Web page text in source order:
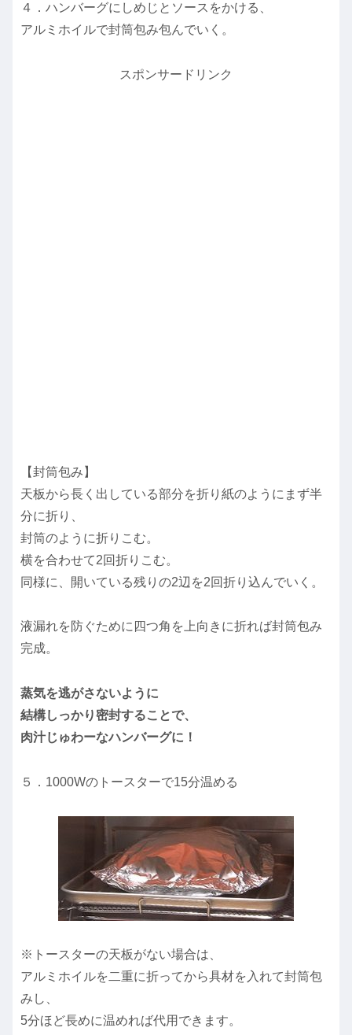
４．ハンバーグにしめじとソースをかける、
アルミホイルで封筒包み包んでいく。
スポンサードリンク
【封筒包み】
天板から長く出している部分を折り紙のようにまず半
分に折り、
封筒のように折りこむ。
横を合わせて2回折りこむ。
同様に、開いている残りの2辺を2回折り込んでいく。
液漏れを防ぐために四つ角を上向きに折れば封筒包み
完成。
蒸気を逃がさないように
結構しっかり密封することで、
肉汁じゅわーなハンバーグに！
５．1000Wのトースターで15分温める
※トースターの天板がない場合は、
アルミホイルを二重に折ってから具材を入れて封筒包
みし、
5分ほど長めに温めれば代用できます。